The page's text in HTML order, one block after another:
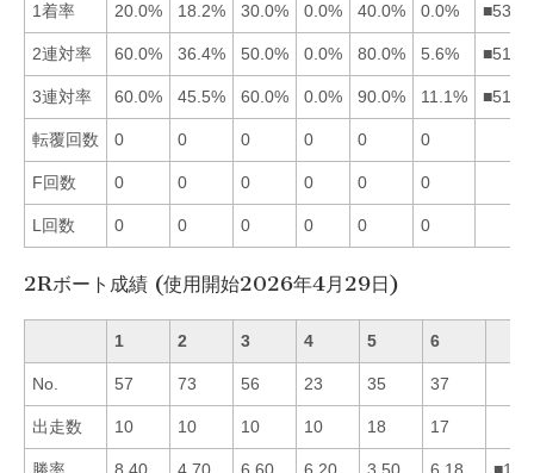
1着率 20.0% 18.2% 30.0% 0.0% 40.0% 0.0%
2連対率 60.0% 36.4% 50.0% 0.0% 80.0% 5.6%
3連対率 60.0% 45.5% 60.0% 0.0% 90.0% 11.1%
転覆回数 0 0 0 0 0 0
F回数 0 0 0 0 0 0
L回数 0 0 0 0 0 0
2Rボート成績 (使用開始2026年4月29日)
1 2 3 4 5 6
No. 57 73 56 23 35 37
出走数 10 10 10 10 18 17